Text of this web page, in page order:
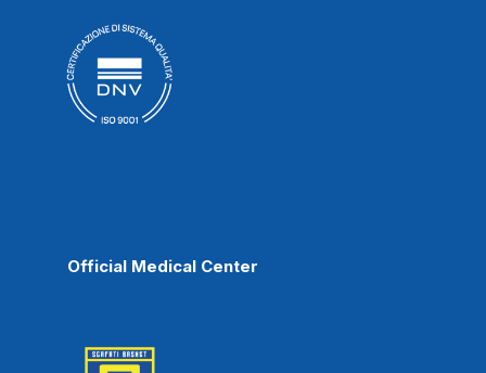
Official Medical Center